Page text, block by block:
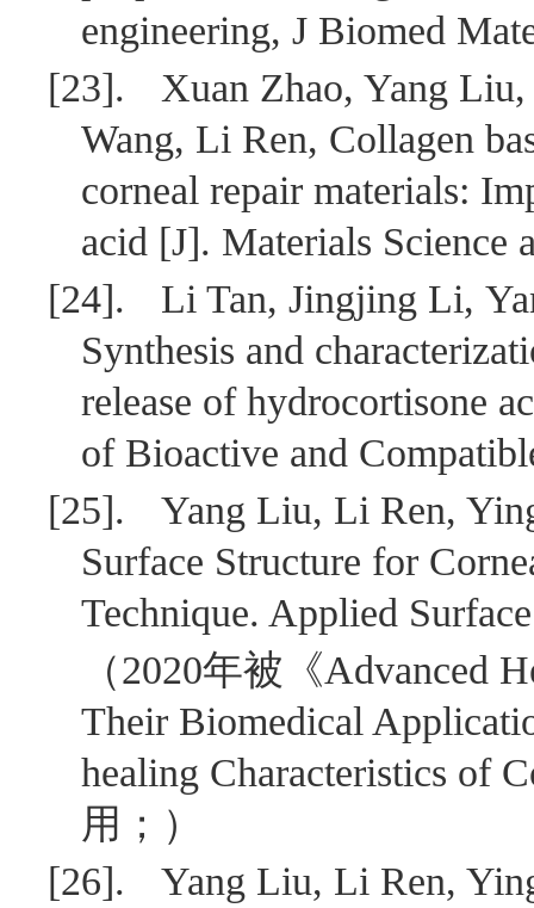
engineering, J Biomed
[23].
Xuan Zhao, Yang
Wang, Li Ren, Collagen
corneal repair materials:
acid [J]. Materials Science
[24].
Li Tan, Jingjing Li,
Synthesis and
release of hydrocortisone
of Bioactive and
[25].
Yang Liu, Li Ren,
Surface Structure for
Technique. Applied
（2020年被《Advanced
Their Biomedical
healing Characteristics of
用；）
[26].
Yang Liu, Li Ren,